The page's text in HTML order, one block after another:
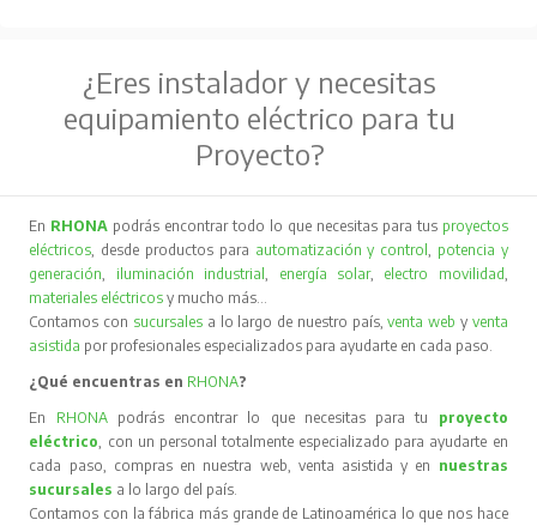
¿Eres instalador y necesitas
equipamiento eléctrico para tu
Proyecto?
En RHONA podrás encontrar todo lo que necesitas para tus proyectos
eléctricos , desde productos para automatización y control
potencia y
generación
iluminación industrial energía solar, electro movilidad
materiales eléctricos y mucho más…
Contamos con sucursales a lo largo de nuestro país,venta web y venta
asistida por profesionales especializados para ayudarte en cada paso.
¿Qué encuentras en RHONA?
En RHONA podrás encontrar lo que necesitas para tu proyecto
eléctrico , con un personal totalmente especializado para ayudarte en
cada paso, compras en nuestra web, venta asistida y en nuestras
sucursales a lo largo del país.
Contamos con la fábrica más grande de Latinoamérica lo que nos hace